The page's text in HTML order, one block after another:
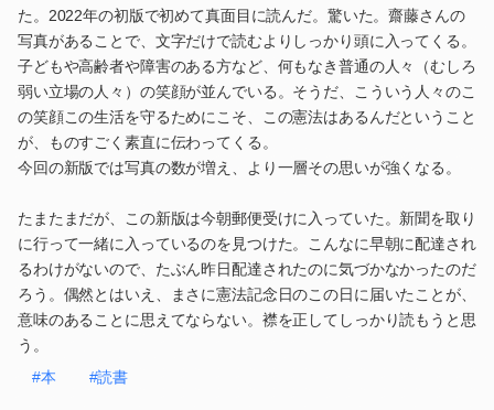
た。2022年の初版で初めて真面目に読んだ。驚いた。齋藤さんの
写真があることで、文字だけで読むよりしっかり頭に入ってくる。
子どもや高齢者や障害のある方など、何もなき普通の人々（むしろ
弱い立場の人々）の笑顔が並んでいる。そうだ、こういう人々のこ
の笑顔この生活を守るためにこそ、この憲法はあるんだということ
が、ものすごく素直に伝わってくる。
今回の新版では写真の数が増え、より一層その思いが強くなる。
たまたまだが、この新版は今朝郵便受けに入っていた。新聞を取り
に行って一緒に入っているのを見つけた。こんなに早朝に配達され
るわけがないので、たぶん昨日配達されたのに気づかなかったのだ
ろう。偶然とはいえ、まさに憲法記念日のこの日に届いたことが、
意味のあることに思えてならない。襟を正してしっかり読もうと思
う。
#本
#読書